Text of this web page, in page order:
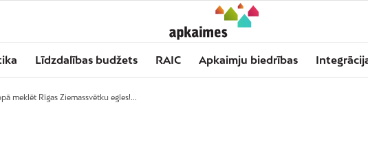
Līdzdalības budžets RAIC Apkaimju biedrības
meklēt Rīgas Ziemassvētku egles!...